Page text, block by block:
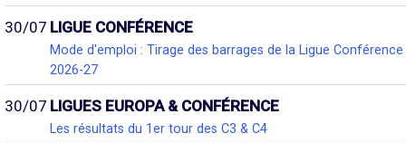
30/07 LIGUE CONFÉRENCE
Mode d'emploi : Tirage des barrages de la Ligue Conférence
2026-27
30/07 LIGUES EUROPA & CONFÉRENCE
Les résultats du 1er tour des C3 & C4